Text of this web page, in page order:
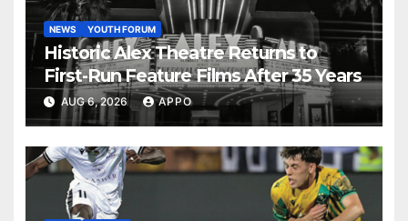
NEWS YOUTH FORUM
Historic Alex Theatre Returns to
First-Run Feature Films After 35 Years
AUG 6, 2026 APPO